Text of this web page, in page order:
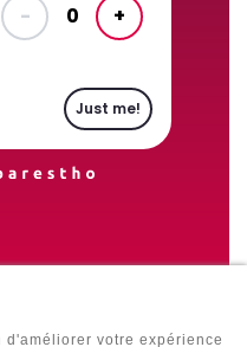
votre expérience